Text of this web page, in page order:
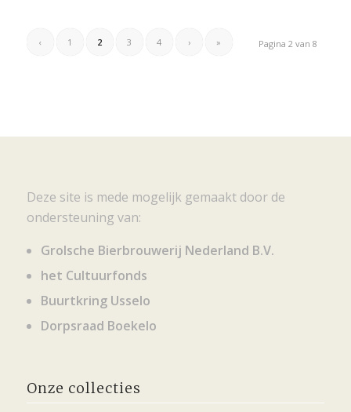
Pagina 2 van 8
‹ 1 2 3 4 › »
Deze site is mede mogelijk gemaakt door de
ondersteuning van:
Grolsche Bierbrouwerij Nederland B.V.
het Cultuurfonds
Buurtkring Usselo
Dorpsraad Boekelo
Onze collecties